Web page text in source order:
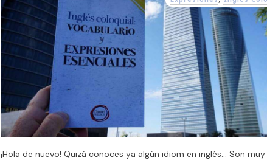
¡Hola de nuevo! Quizá conoces ya algún idiom en inglés… Son muy